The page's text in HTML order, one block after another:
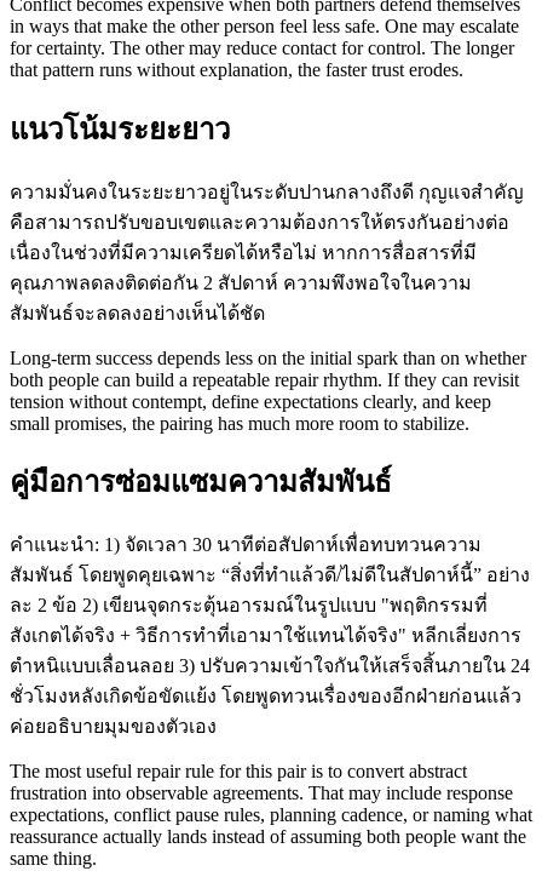
in ways that make the other person feel less safe. One may escalate
for certainty. The other may reduce contact for control. The longer
that pattern runs without explanation, the faster trust erodes.
แนวโน้มระยะยาว
ความมั่นคงในระยะยาวอยู่ในระดับปานกลางถึงดี กุญแจสำคัญ
คือสามารถปรับขอบเขตและความต้องการให้ตรงกันอย่างต่อ
เนื่องในช่วงที่มีความเครียดได้หรือไม่ หากการสื่อสารที่มี
คุณภาพลดลงติดต่อกัน 2 สัปดาห์ ความพึงพอใจในความ
สัมพันธ์จะลดลงอย่างเห็นได้ชัด
Long-term success depends less on the initial spark than on whether
both people can build a repeatable repair rhythm. If they can revisit
tension without contempt, define expectations clearly, and keep
small promises, the pairing has much more room to stabilize.
คู่มือการซ่อมแซมความสัมพันธ์
คำแนะนำ: 1) จัดเวลา 30 นาทีต่อสัปดาห์เพื่อทบทวนความ
สัมพันธ์ โดยพูดคุยเฉพาะ “สิ่งที่ทำแล้วดี/ไม่ดีในสัปดาห์นี้” อย่าง
ละ 2 ข้อ 2) เขียนจุดกระตุ้นอารมณ์ในรูปแบบ "พฤติกรรมที่
สังเกตได้จริง + วิธีการทำที่เอามาใช้แทนได้จริง" หลีกเลี่ยงการ
ตำหนิแบบเลื่อนลอย 3) ปรับความเข้าใจกันให้เสร็จสิ้นภายใน 24
ชั่วโมงหลังเกิดข้อขัดแย้ง โดยพูดทวนเรื่องของอีกฝ่ายก่อนแล้ว
ค่อยอธิบายมุมของตัวเอง
The most useful repair rule for this pair is to convert abstract
frustration into observable agreements. That may include response
expectations, conflict pause rules, planning cadence, or naming what
reassurance actually lands instead of assuming both people want the
same thing.